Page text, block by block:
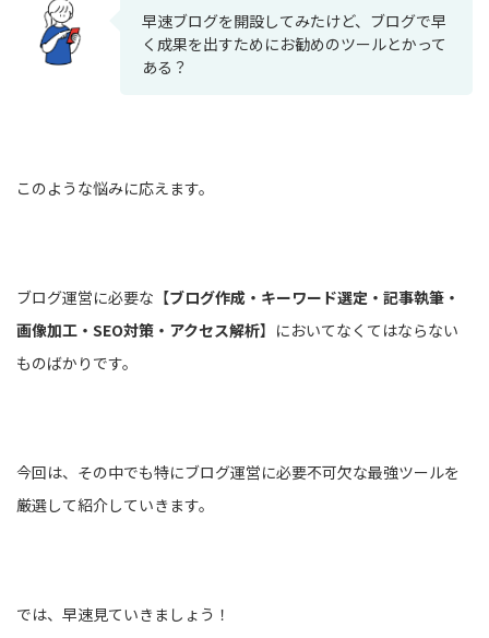
早速ブログを開設してみたけど、ブログで早
く成果を出すためにお勧めのツールとかって
ある？
このような悩みに応えます。
ブログ運営に必要な【ブログ作成・キーワード選定・記事執筆・
画像加工・SEO対策・アクセス解析】においてなくてはならない
ものばかりです。
今回は、その中でも特にブログ運営に必要不可欠な最強ツールを
厳選して紹介していきます。
では、早速見ていきましょう！